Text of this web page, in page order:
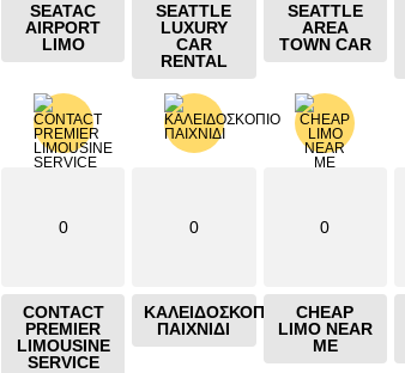
SEATAC
AIRPORT
LIMO
SEATTLE
LUXURY
CAR
RENTAL
SEATTLE
AREA
TOWN CAR
0
CONTACT
PREMIER
LIMOUSINE
SERVICE
0
ΚΑΛΕΙΔΟΣΚΟΠΙΟ
ΠΑΙΧΝΙΔΙ
0
CHEAP
LIMO NEAR
ME